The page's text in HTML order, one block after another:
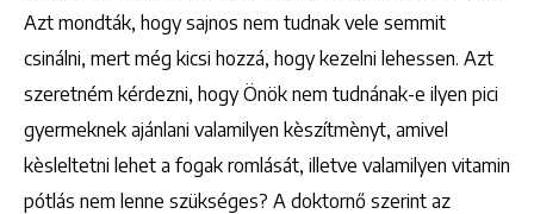
Azt mondták, hogy sajnos nem tudnak vele semmit
csinálni, mert még kicsi hozzá, hogy kezelni lehessen. Azt
szeretném kérdezni, hogy Önök nem tudnának-e ilyen pici
gyermeknek ajánlani valamilyen kèszítmènyt, amivel
kèsleltetni lehet a fogak romlását, illetve valamilyen vitamin
pótlás nem lenne szükséges? A doktornő szerint az